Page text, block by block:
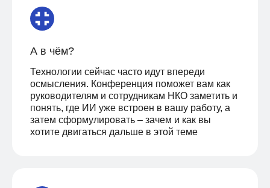
А в чём?
Технологии сейчас часто идут впереди
осмысления. Конференция поможет вам как
руководителям и сотрудникам НКО заметить и
понять, где ИИ уже встроен в вашу работу, а
затем сформулировать – зачем и как вы
хотите двигаться дальше в этой теме
Участие бесплатное, после
руководителей организаций и
проектов